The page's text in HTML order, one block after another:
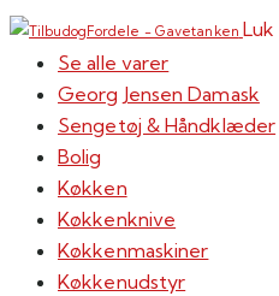
Luk
Se alle varer
Georg Jensen Damask
Sengetøj & Håndklæder
Bolig
Køkken
Køkkenknive
Køkkenmaskiner
Køkkenudstyr